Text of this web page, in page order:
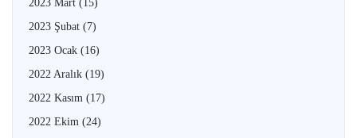
2023 Mart (15)
2023 Şubat (7)
2023 Ocak (16)
2022 Aralık (19)
2022 Kasım (17)
2022 Ekim (24)